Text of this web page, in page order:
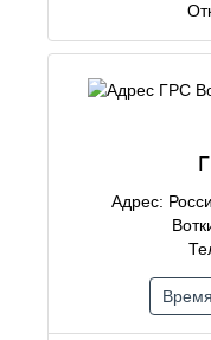
Адрес: